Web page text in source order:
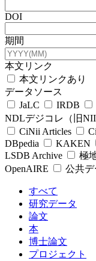
DOI
期間
本文リンク
本文リンクあり
データソース
JaLC
IRDB
NDLデジコレ（旧
CiNii Articles
DBpedia
KAKEN
LSDB Archive
極
OpenAIRE
公共
すべて
研究データ
論文
本
博士論文
プロジェクト